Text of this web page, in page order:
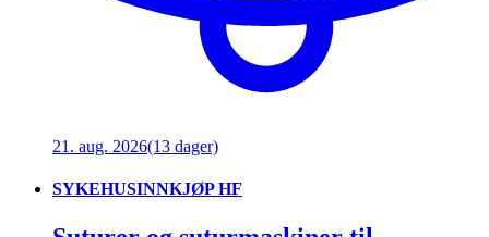
21. aug. 2026(13 dager)
SYKEHUSINNKJØP HF